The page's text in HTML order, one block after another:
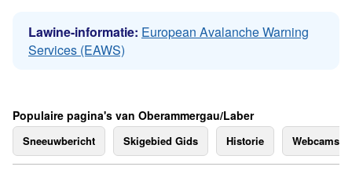
Lawine-informatie: European Avalanche Warning
Services (EAWS)
Populaire pagina's van Oberammergau/Laber
Sneeuwbericht Skigebied Gids Historie Webcams